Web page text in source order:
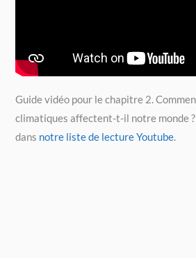
Guide vidéo pour le chapitre 2.
climatiques affectent-t-il notre monde
dans notre liste de lecture Youtube.